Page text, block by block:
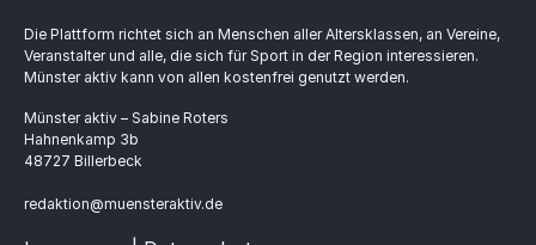
Die Plattform richtet sich an Menschen aller Altersklassen, an Vereine,
Veranstalter und alle, die sich für Sport in der Region interessieren.
Münster aktiv kann von allen kostenfrei genutzt werden.
Münster aktiv – Sabine Roters
Hahnenkamp 3b
48727 Billerbeck
redaktion@muensteraktiv.de